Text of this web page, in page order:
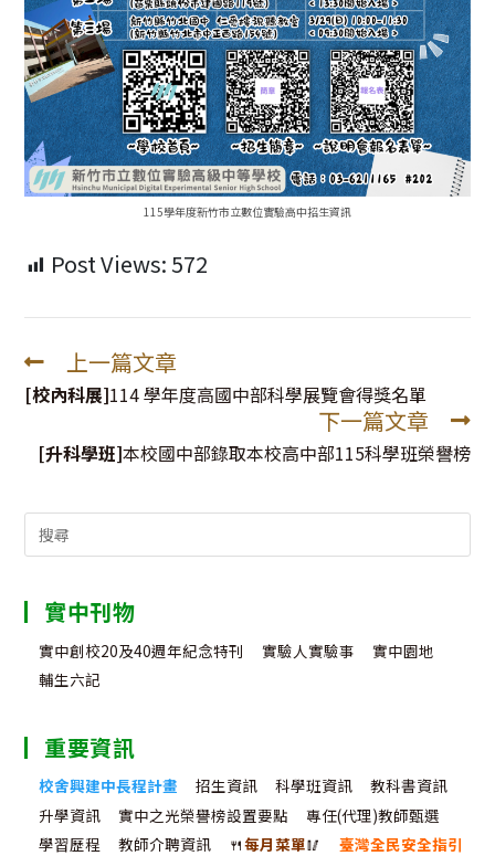
115學年度新竹市立數位實驗高中招生資訊
Post Views: 572
Read
more
上一篇文章
[校內科展]114 學年度高國中部科學展覽會得獎名單
下一篇文章
[升科學班]本校國中部錄取本校高中部115科學班榮譽榜
Search
實中刊物
實中創校20及40週年紀念特刊 實驗人實驗事
實中園地
輔生六記
重要資訊
校舍興建中長程計畫 招生資訊 科學班資訊
教科書資訊
升學資訊
實中之光榮譽榜設置要點
專任(代理)教師甄選
學習歷程
教師介聘資訊 🍴每月菜單🥢 臺灣全民安全指引